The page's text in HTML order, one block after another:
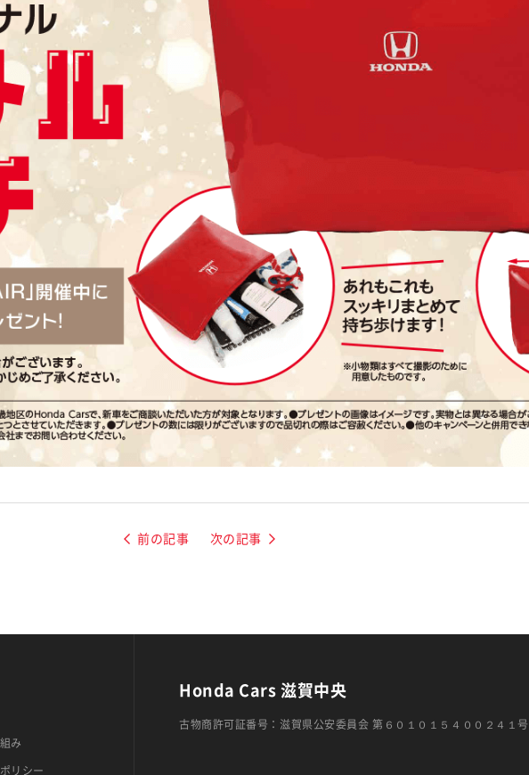
前の記事 次の記事
み
リシー
Honda Cars 滋賀中央
古物商許可証番号：滋賀県公安委員会 第６０１０１５４００２４１号